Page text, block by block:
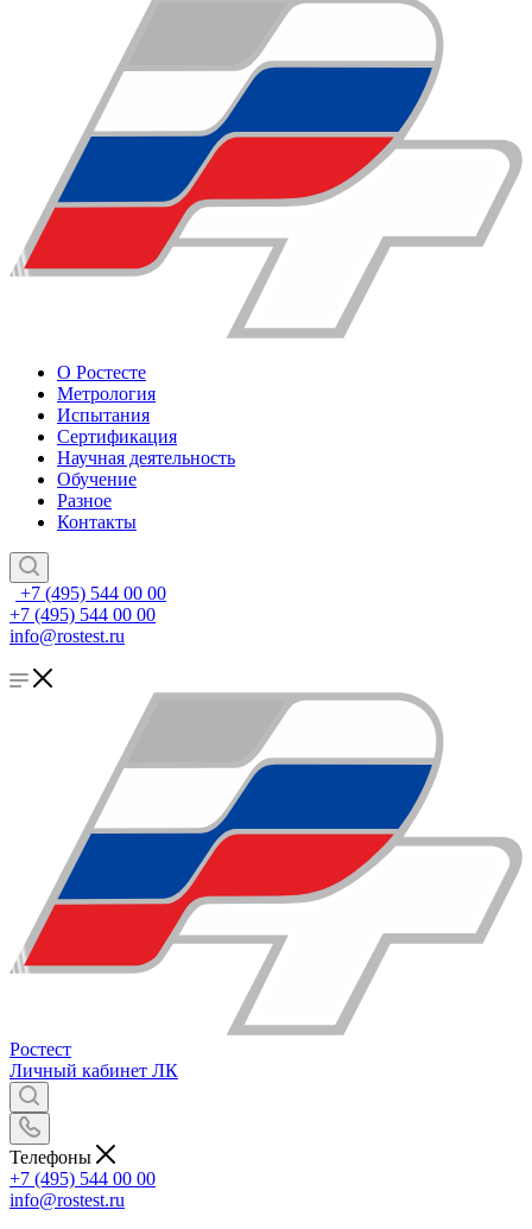
О Ростесте
Метрология
Испытания
Сертификация
Научная деятельность
Обучение
Разное
Контакты
+7 (495) 544 00 00
+7 (495) 544 00 00
info@rostest.ru
Ростест
Личный кабинет ЛК
Телефоны
+7 (495) 544 00 00
info@rostest.ru